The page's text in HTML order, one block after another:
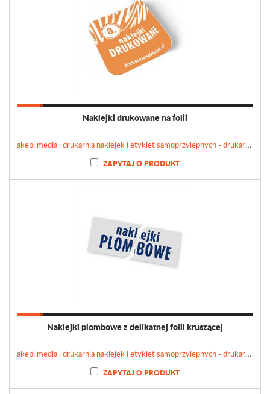
Naklejki drukowane na folii
akebi.media : drukarnia naklejek i etykiet samoprzylepnych - drukarnianaklejek.pl
ZAPYTAJ O PRODUKT
Naklejki plombowe z delikatnej folii kruszącej
akebi.media : drukarnia naklejek i etykiet samoprzylepnych - drukarnianaklejek.pl
ZAPYTAJ O PRODUKT